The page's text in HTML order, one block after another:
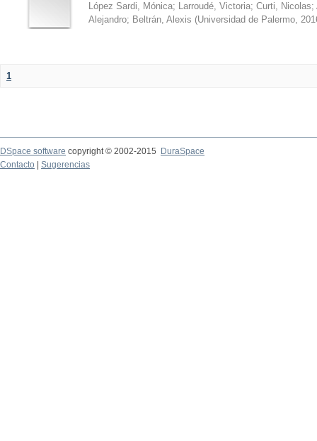
López Sardi, Mónica; Larroudé, Victoria; Curti, Nicolas;
Alejandro; Beltrán, Alexis (Universidad de Palermo,
1
DSpace software copyright © 2002-2015
DuraSpace
Contacto
Sugerencias